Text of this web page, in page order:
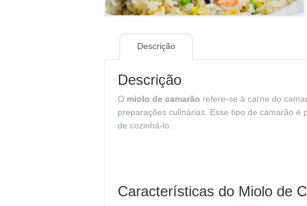
Descrição
Descrição
O miolo de camarão refere-se à carne do
preparações culinárias. Esse tipo de camarão
de cozinhá-lo.
Características do Miolo de